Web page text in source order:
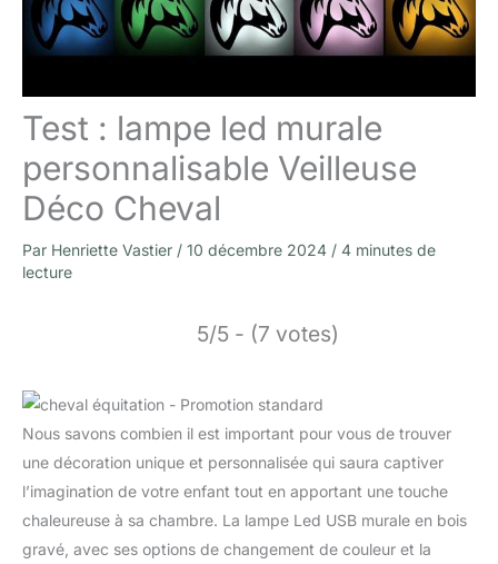
Test : lampe led murale
personnalisable Veilleuse
Déco Cheval
Par Henriette Vastier / 10 décembre 2024 / 4 minutes de
lecture
5/5 - (7 votes)
Nous savons combien il est important pour vous de trouver
une décoration unique et personnalisée qui saura captiver
l’imagination de votre enfant tout en apportant une touche
chaleureuse à sa chambre. La lampe Led USB murale en bois
gravé, avec ses options de changement de couleur et la